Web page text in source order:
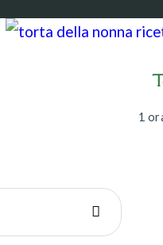
1